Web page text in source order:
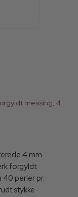
messing, 4
4 mm
forgyldt
40 perler pr.
stykke